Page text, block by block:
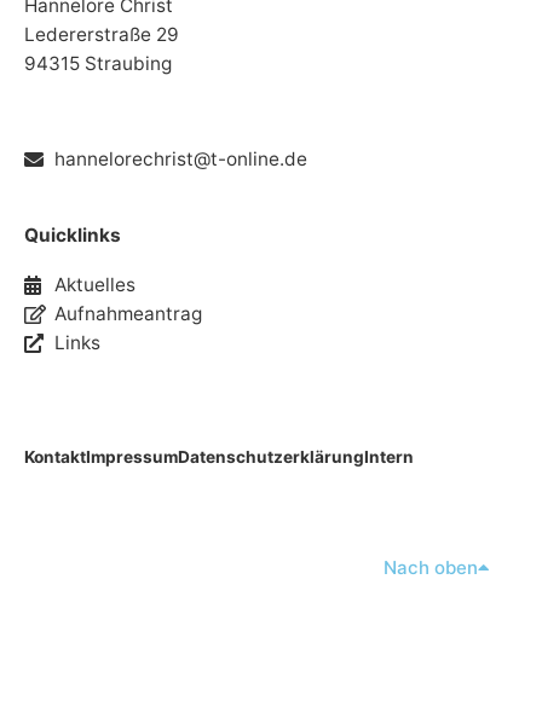
Hannelore Christ
Ledererstraße 29
94315 Straubing
hannelorechrist@t-online.de
Quicklinks
Aktuelles
Aufnahmeantrag
Links
KontaktImpressumDatenschutzerklärungIntern
Nach oben